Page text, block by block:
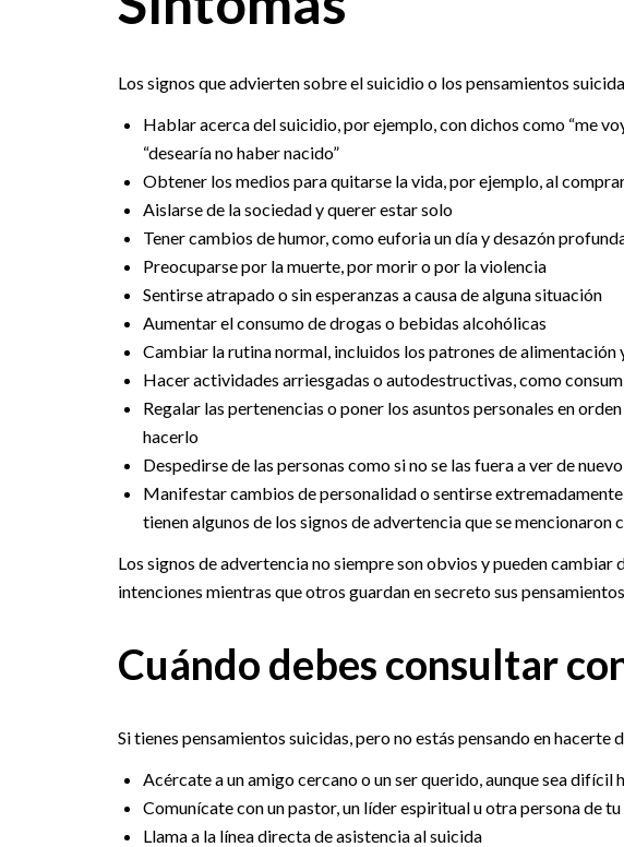
Los signos que advierten sobre el suicidio o los pensamientos
Hablar acerca del suicidio, por ejemplo, con dichos como “me
“desearía no haber nacido”
Obtener los medios para quitarse la vida, por ejemplo, al
Aislarse de la sociedad y querer estar solo
Tener cambios de humor, como euforia un día y desazón
Preocuparse por la muerte, por morir o por la violencia
Sentirse atrapado o sin esperanzas a causa de alguna situación
Aumentar el consumo de drogas o bebidas alcohólicas
Cambiar la rutina normal, incluidos los patrones de alimentación
Hacer actividades arriesgadas o autodestructivas, como
Regalar las pertenencias o poner los asuntos personales en
hacerlo
Despedirse de las personas como si no se las fuera a ver de nuevo
Manifestar cambios de personalidad o sentirse
tienen algunos de los signos de advertencia que se mencionaron
Los signos de advertencia no siempre son obvios y pueden cambiar
intenciones mientras que otros guardan en secreto sus
Cuándo debes consultar
Si tienes pensamientos suicidas, pero no estás pensando en hacerte
Acércate a un amigo cercano o un ser querido, aunque sea
Comunícate con un pastor, un líder espiritual u otra persona de
Llama a la línea directa de asistencia al suicida